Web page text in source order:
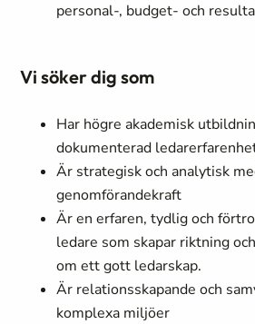
personal-, budget- och
Vi söker dig som
Har högre akademisk
dokumenterad
Är strategisk och analytisk
genomförandekraft
Är en erfaren, tydlig och
ledare som skapar riktning
om ett gott ledarskap.
Är relationsskapande och
komplexa miljöer